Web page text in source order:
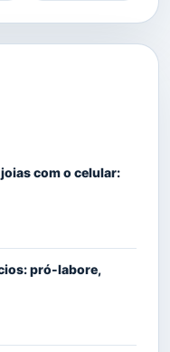
com o celular:
pró-labore,